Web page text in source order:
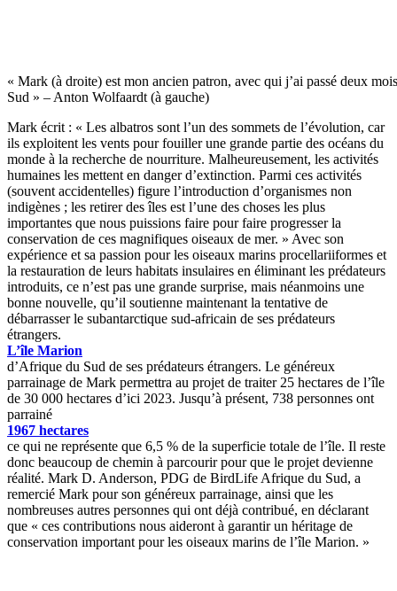
« Mark (à droite) est mon ancien patron, avec qui j’ai passé deux
Sud » – Anton Wolfaardt (à gauche)
Mark écrit : « Les albatros sont l’un des sommets de l’évolution, car
ils exploitent les vents pour fouiller une grande partie des océans du
monde à la recherche de nourriture. Malheureusement, les activités
humaines les mettent en danger d’extinction. Parmi ces activités
(souvent accidentelles) figure l’introduction d’organismes non
indigènes ; les retirer des îles est l’une des choses les plus
importantes que nous puissions faire pour faire progresser la
conservation de ces magnifiques oiseaux de mer. » Avec son
expérience et sa passion pour les oiseaux marins procellariiformes et
la restauration de leurs habitats insulaires en éliminant les prédateurs
introduits, ce n’est pas une grande surprise, mais néanmoins une
bonne nouvelle, qu’il soutienne maintenant la tentative de
débarrasser le subantarctique sud-africain de ses prédateurs
étrangers.
L’île Marion
d’Afrique du Sud de ses prédateurs étrangers. Le généreux
parrainage de Mark permettra au projet de traiter 25 hectares de l’île
de 30 000 hectares d’ici 2023. Jusqu’à présent, 738 personnes ont
parrainé
1967 hectares
ce qui ne représente que 6,5 % de la superficie totale de l’île. Il reste
donc beaucoup de chemin à parcourir pour que le projet devienne
réalité. Mark D. Anderson, PDG de BirdLife Afrique du Sud, a
remercié Mark pour son généreux parrainage, ainsi que les
nombreuses autres personnes qui ont déjà contribué, en déclarant
que « ces contributions nous aideront à garantir un héritage de
conservation important pour les oiseaux marins de l’île Marion. »